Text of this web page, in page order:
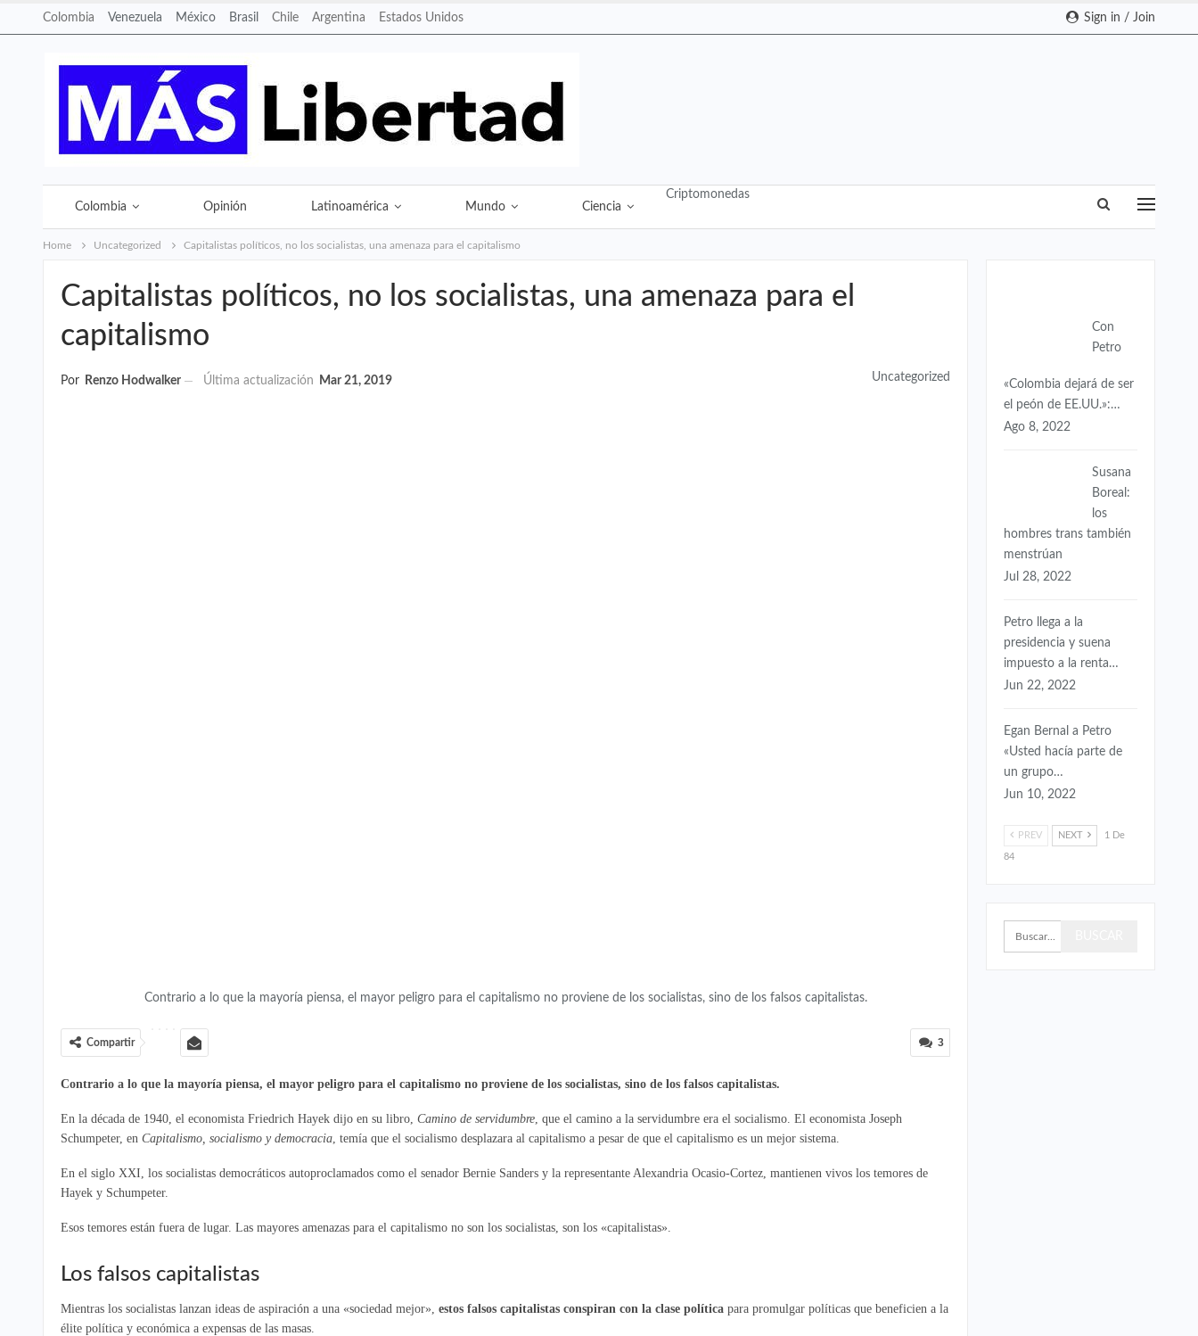
Sign in / Join
Colombia Venezuela México Brasil Chile Argentina Estados Unidos
Colombia Opinión Latinoamérica Mundo Ciencia
Criptomonedas
Home Uncategorized Capitalistas políticos, no los socialistas, una amenaza para el capitalismo
Capitalistas políticos, no los socialistas, una amenaza para el
capitalismo
Uncategorized
Por Renzo Hodwalker Última actualización Mar 21, 2019
Contrario a lo que la mayoría piensa, el mayor peligro para el capitalismo no proviene de los socialistas, sino de los falsos capitalistas.
3
Compartir
Contrario a lo que la mayoría piensa, el mayor peligro para el capitalismo no proviene de los socialistas, sino de los falsos capitalistas.
En la década de 1940, el economista Friedrich Hayek dijo en su libro, Camino de servidumbre, que el camino a la servidumbre era el socialismo. El economista Joseph
Schumpeter, en Capitalismo, socialismo y democracia, temía que el socialismo desplazara al capitalismo a pesar de que el capitalismo es un mejor sistema.
En el siglo XXI, los socialistas democráticos autoproclamados como el senador Bernie Sanders y la representante Alexandria Ocasio-Cortez, mantienen vivos los temores de
Hayek y Schumpeter.
Esos temores están fuera de lugar. Las mayores amenazas para el capitalismo no son los socialistas, son los «capitalistas».
Los falsos capitalistas
Mientras los socialistas lanzan ideas de aspiración a una «sociedad mejor», estos falsos capitalistas conspiran con la clase política para promulgar políticas que beneficien a la
élite política y económica a expensas de las masas.
Con
Petro
«Colombia dejará de ser
el peón de EE.UU.»:…
Ago 8, 2022
Susana
Boreal:
los
hombres trans también
menstrúan
Jul 28, 2022
Petro llega a la
presidencia y suena
impuesto a la renta…
Jun 22, 2022
Egan Bernal a Petro
«Usted hacía parte de
un grupo…
Jun 10, 2022
PREV NEXT 1 De
84